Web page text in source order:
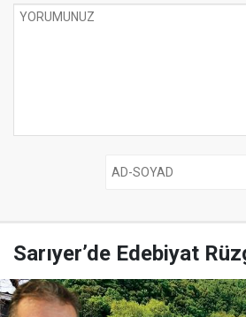
Sarıyer’de Edebiyat